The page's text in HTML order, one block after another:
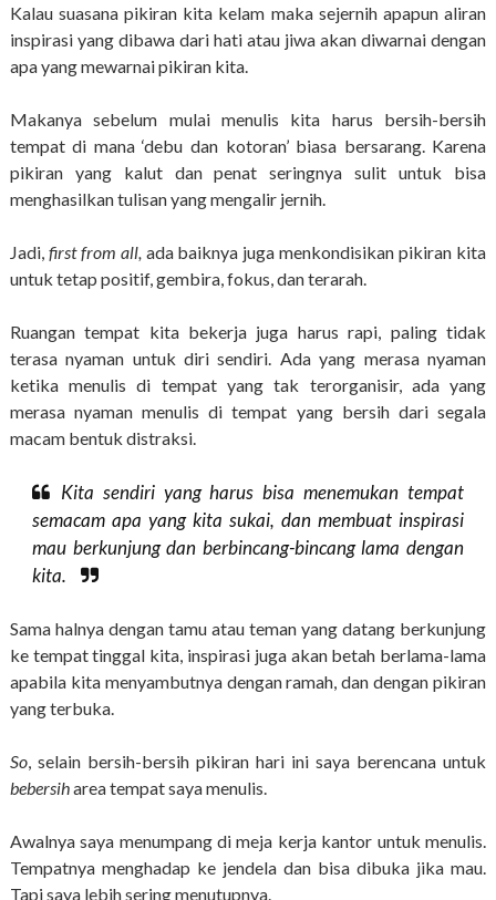
Kalau suasana pikiran kita kelam maka sejernih apapun aliran
inspirasi yang dibawa dari hati atau jiwa akan diwarnai dengan
apa yang mewarnai pikiran kita.
Makanya sebelum mulai menulis kita harus bersih-bersih
tempat di mana ‘debu dan kotoran’ biasa bersarang. Karena
pikiran yang kalut dan penat seringnya sulit untuk bisa
menghasilkan tulisan yang mengalir jernih.
Jadi, first from all, ada baiknya juga menkondisikan pikiran kita
untuk tetap positif, gembira, fokus, dan terarah.
Ruangan tempat kita bekerja juga harus rapi, paling tidak
terasa nyaman untuk diri sendiri. Ada yang merasa nyaman
ketika menulis di tempat yang tak terorganisir, ada yang
merasa nyaman menulis di tempat yang bersih dari segala
macam bentuk distraksi.
Kita sendiri yang harus bisa menemukan tempat
semacam apa yang kita sukai, dan membuat inspirasi
mau berkunjung dan berbincang-bincang lama dengan
kita.
Sama halnya dengan tamu atau teman yang datang berkunjung
ke tempat tinggal kita, inspirasi juga akan betah berlama-lama
apabila kita menyambutnya dengan ramah, dan dengan pikiran
yang terbuka.
So, selain bersih-bersih pikiran hari ini saya berencana untuk
bebersiharea tempat saya menulis.
Awalnya saya menumpang di meja kerja kantor untuk menulis.
Tempatnya menghadap ke jendela dan bisa dibuka jika mau.
Tapi saya lebih sering menutupnya.